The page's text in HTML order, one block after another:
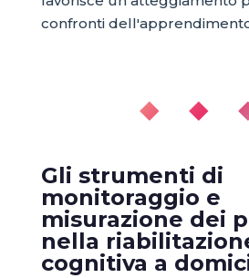
confronti
◆ ◆
Gli strumenti di
monitoraggio e
misurazione dei
nella
cognitiva a